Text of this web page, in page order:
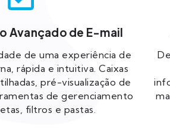
Avançado de E-mail
de uma experiência de
rápida e intuitiva. Caixas
pré-visualização de
de gerenciamento
filtros e pastas.